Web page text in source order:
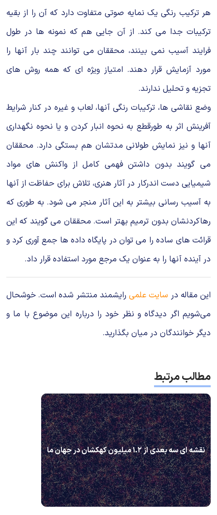
هر تركیب رنگی یك نمایه صوتی متفاوت دارد كه آن را از بقیه
تركیبات جدا می كند. از آن جایی هم كه نمونه ها در طول
فرایند آسیب نمی بینند، محققان می توانند چند بار آنها را
مورد آزمایش قرار دهند. امتیاز ویژه ای كه همه روش های
تجزیه و تحلیل ندارند.
وضع نقاشی ها، تركیبات رنگی آنها، لعاب و غیره در كنار شرایط
آفرینش اثر به طورقطع به نحوه انبار كردن و یا نحوه نگهداری
آنها و نیز نمایش طولانی مدتشان هم بستگی دارد. محققان
می گویند بدون داشتن فهمی كامل از واكنش های مواد
شیمیایی دست اندركار در آثار هنری، تلاش برای حفاظت از آنها
به آسیب رسانی بیشتر به این آثار منجر می شود. به طوری كه
رهاكردنشان بدون ترمیم بهتر است. محققان می گویند كه این
قرائت های ساده را می توان در پایگاه داده ها جمع آوری كرد و
در آینده آنها را به عنوان یك مرجع مورد استفاده قرار داد.
این مقاله در سایت علمیرایشمند منتشر شده است. خوشحال
می‌شویم اگر دیدگاه و نظر خود را درباره این موضوع با ما و
دیگر خوانندگان در میان بگذارید.
مطالب مرتبط
نقشه ای سه بعدی از ۱.۲ میلیون کهکشان در جهان ما